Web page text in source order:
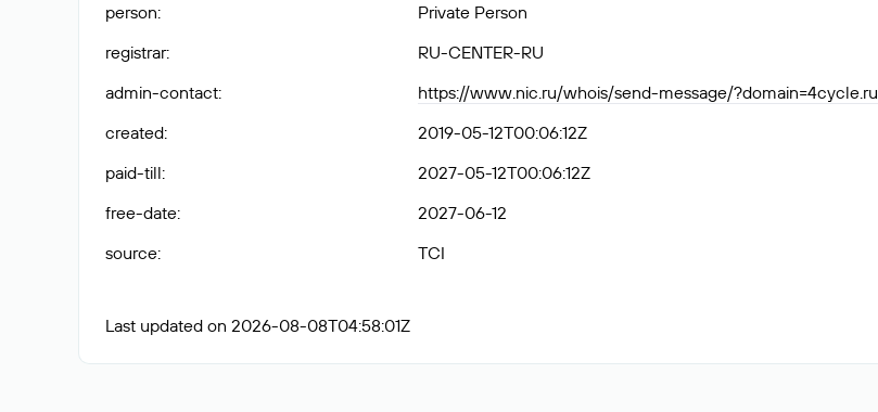
person:
Private Person
registrar:
RU-CENTER-RU
admin-contact:
https://www.nic.ru/whois/send-message/?domain=4cycle.ru
created:
2019-05-12T00:06:12Z
paid-till:
2027-05-12T00:06:12Z
free-date:
2027-06-12
source: TCI
Last updated on 2026-08-08T04:58:01Z